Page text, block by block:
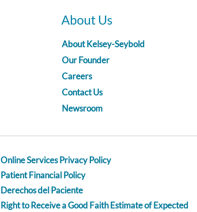
About Us
About Kelsey-Seybold
Our Founder
Careers
Contact Us
Newsroom
Online Services Privacy Policy
Patient Financial Policy
Derechos del Paciente
Right to Receive a Good Faith Estimate of Expected